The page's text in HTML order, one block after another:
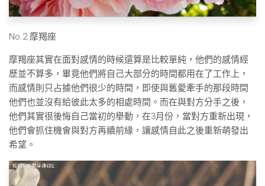
No.2 摩羯座
摩羯座其實在面對感情的時候還算是比較單純，他們的感情經
歷並不算多，畢竟他們將自己大部分的時間都用在了工作上，
而感情則只占據他們很少的時間，即使與舊愛牽手的那段時間
他們也並沒有給彼此太多的相處時間。而在與對方分手之後，
他們其實很後悔自己當初的舉動，在3月份，當對方重新出現，
他們會抓住機會與對方再續前緣，讓感情自此之後重新萌發出
希望。